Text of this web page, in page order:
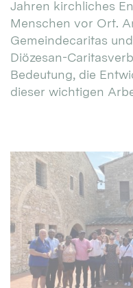
Jahren kirchliches
Menschen vor Ort.
Gemeindecaritas
Diözesan-
Bedeutung, die
dieser wichtigen